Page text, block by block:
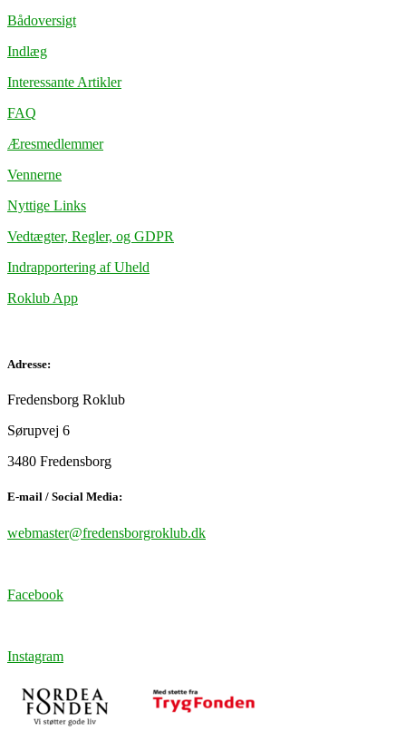
Bådoversigt
Indlæg
Interessante Artikler
FAQ
Æresmedlemmer
Vennerne
Nyttige Links
Vedtægter, Regler, og GDPR
Indrapportering af Uheld
Roklub App
Adresse:
Fredensborg Roklub
Sørupvej 6
3480 Fredensborg
E-mail / Social Media:
webmaster@fredensborgroklub.dk
Facebook
Instagram